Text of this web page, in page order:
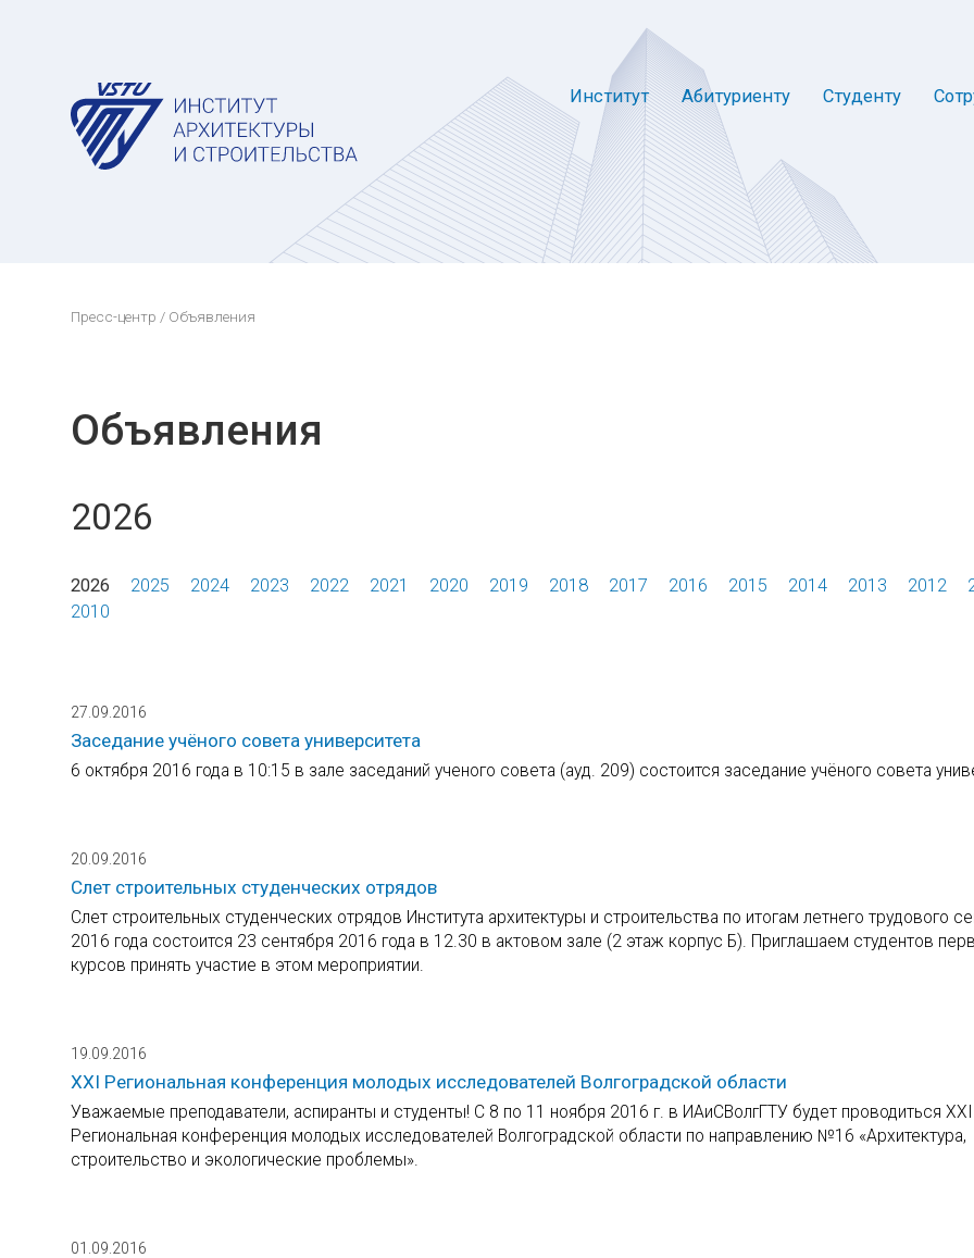
Институт Абитуриенту Студенту
Пресс-центр / Объявления
Объявления
2026
2026 2025 2024 2023 2022 2021 2020 2019 2018 2017 2016 2015 2014 2013 2012
2010
27.09.2016
Заседание учёного совета университета
6 октября 2016 года в 10:15 в зале заседаний ученого совета (ауд. 209) состоится заседание учёного совета
20.09.2016
Слет строительных студенческих отрядов
Слет строительных студенческих отрядов Института архитектуры и строительства по итогам летнего трудового
2016 года состоится 23 сентября 2016 года в 12.30 в актовом зале (2 этаж корпус Б). Приглашаем студентов
курсов принять участие в этом мероприятии.
19.09.2016
XХI Региональная конференция молодых исследователей Волгоградской области
Уважаемые преподаватели, аспиранты и студенты! С 8 по 11 ноября 2016 г. в ИАиСВолгГТУ будет проводиться XХI
Региональная конференция молодых исследователей Волгоградской области по направлению №16 «Архитектура,
строительство и экологические проблемы».
01.09.2016